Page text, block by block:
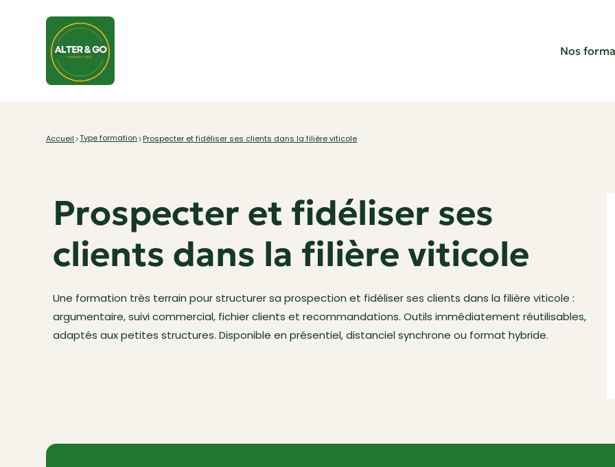
Nos
Accueil Type formation Prospecter et fidéliser ses clients dans la filière viticole
Prospecter et fidéliser ses
clients dans la filière viticole
Une formation très terrain pour structurer sa prospection et fidéliser ses clients dans la filière viticole :
argumentaire, suivi commercial, fichier clients et recommandations. Outils immédiatement réutilisables,
adaptés aux petites structures. Disponible en présentiel, distanciel synchrone ou format hybride.